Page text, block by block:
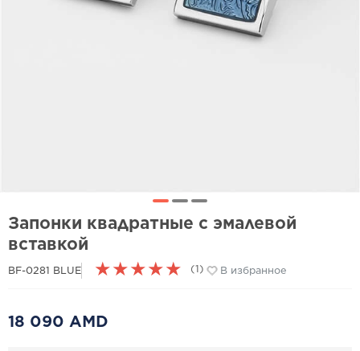
Запонки квадратные с эмалевой
вставкой
BF-0281 BLUE ★★★★★ (1) В избранное
18 090 AMD